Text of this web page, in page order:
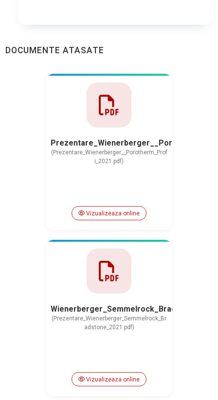
DOCUMENTE ATASATE
(Prezentare_Wienerberger__Porotherm_Prof
i_2021.pdf)
Vizualizeaza online
(Prezentare_Wienerberger_Semmelrock_Br
adstone_2021.pdf)
Vizualizeaza online